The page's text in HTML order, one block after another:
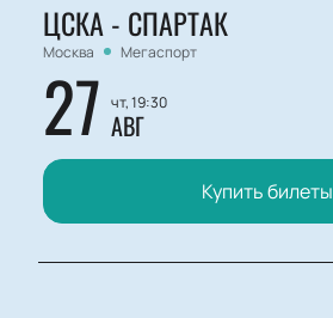
ЦСКА - СПАРТАК
Москва Мегаспорт
27 чт, 19:30
АВГ
Купить билеты